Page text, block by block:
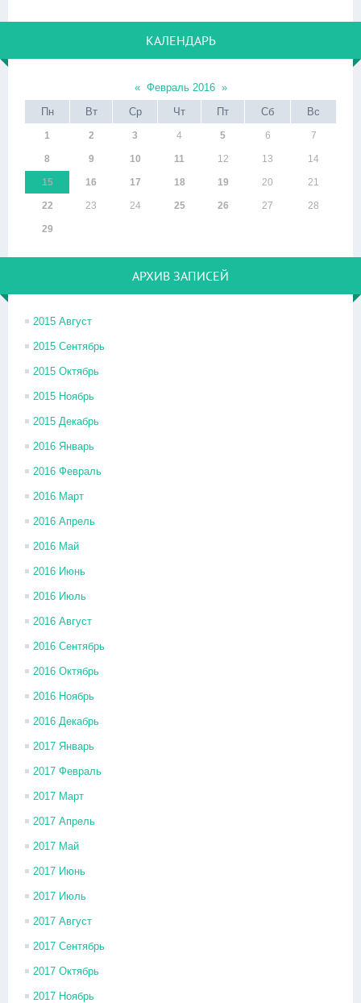
КАЛЕНДАРЬ
« Февраль 2016 »
Пн
Вт Ср Чт Пт Сб Вс
1 2 3 4 5 6 7
8 9 10 11 12 13 14
15 16 17 18 19 20 21
22 23 24 25 26 27 28
29
АРХИВ ЗАПИСЕЙ
2015 Август
2015 Сентябрь
2015 Октябрь
2015 Ноябрь
2015 Декабрь
2016 Январь
2016 Февраль
2016 Март
2016 Апрель
2016 Май
2016 Июнь
2016 Июль
2016 Август
2016 Сентябрь
2016 Октябрь
2016 Ноябрь
2016 Декабрь
2017 Январь
2017 Февраль
2017 Март
2017 Апрель
2017 Май
2017 Июнь
2017 Июль
2017 Август
2017 Сентябрь
2017 Октябрь
2017 Ноябрь